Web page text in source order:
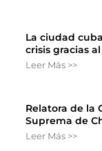
La ciudad
crisis gracias
Leer Más >>
Relatora de la
Suprema de
Leer Más >>